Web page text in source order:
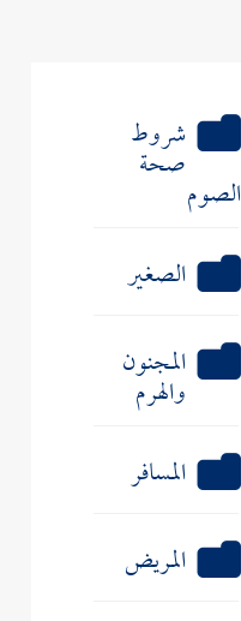
شروط
صحة
الصوم
الصغير
المجنون
والهرم
المسافر
المريض